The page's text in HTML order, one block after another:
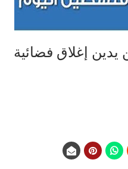
يدين إغلاق فضائية